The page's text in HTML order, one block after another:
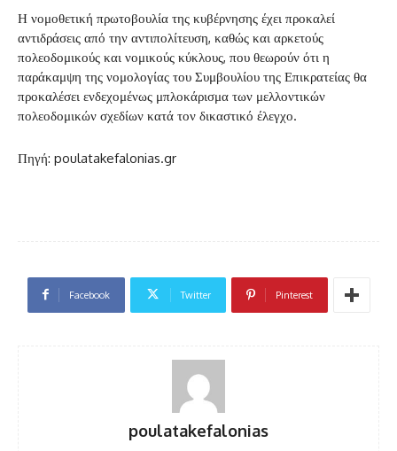
Η νομοθετική πρωτοβουλία της κυβέρνησης έχει προκαλεί
αντιδράσεις από την αντιπολίτευση, καθώς και αρκετούς
πολεοδομικούς και νομικούς κύκλους, που θεωρούν ότι η
παράκαμψη της νομολογίας του Συμβουλίου της Επικρατείας θα
προκαλέσει ενδεχομένως μπλοκάρισμα των μελλοντικών
πολεοδομικών σχεδίων κατά τον δικαστικό έλεγχο.
Πηγή: poulatakefalonias.gr
Facebook Twitter Pinterest
poulatakefalonias